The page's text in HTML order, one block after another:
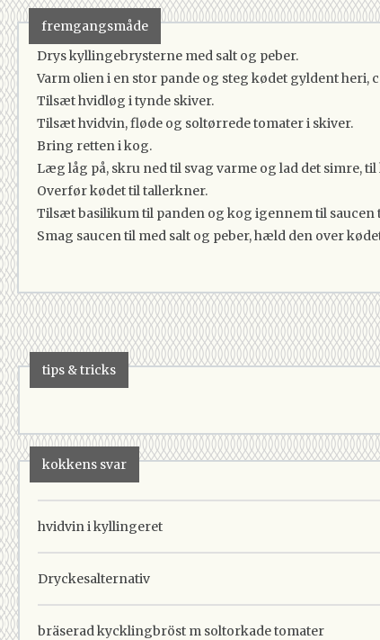
fremgangsmåde
Drys kyllingebrysterne med salt og peber.
Varm olien i en stor pande og steg kødet gyldent heri,
Tilsæt hvidløg i tynde skiver.
Tilsæt hvidvin, fløde og soltørrede tomater i skiver.
Bring retten i kog.
Læg låg på, skru ned til svag varme og lad det simre,
Overfør kødet til tallerkner.
Tilsæt basilikum til panden og kog igennem til saucen
Smag saucen til med salt og peber, hæld den over
tips & tricks
kokkens svar
hvidvin i kyllingeret
Dryckesalternativ
bräserad kycklingbröst m soltorkade tomater